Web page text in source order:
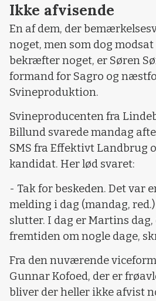
Ikke afvisende
En af dem, der
noget, men som dog
bekræfter noget, er Søren
formand for Sagro og
Svineproduktion.
Svineproducenten fra
Billund svarede mandag
SMS fra Effektivt Landbrug
kandidat. Her lød svaret:
- Tak for beskeden. Det var
melding i dag (mandag,
slutter. I dag er Martins
fremtiden om nogle dage,
Fra den nuværende
Gunnar Kofoed, der er
bliver der heller ikke afvist